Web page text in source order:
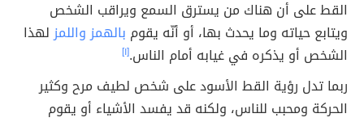
القط على أن هناك من يسترق السمع ويراقب الشخص
ويتابع حياته وما يحدث بها، أو أنّه يقوم بالهمز واللمزلهذا
الشخص أو يذكره في غيابه أمام الناس.[١]
ربما تدل رؤية القط الأسود على شخص لطيف مرح وكثير
الحركة ومحبب للناس، ولكنه قد يفسد الأشياء أو يقوم